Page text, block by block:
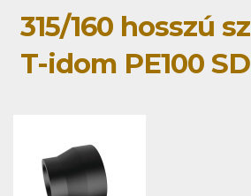
315/160 hosszú
T-idom PE100